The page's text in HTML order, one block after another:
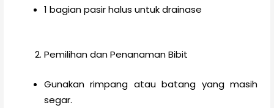
1 bagian pasir halus untuk drainase
Pemilihan dan Penanaman Bibit
Gunakan rimpang atau batang yang masih
segar.